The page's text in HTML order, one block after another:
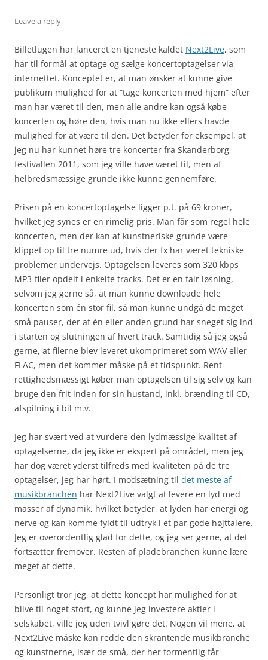
Leave a reply
Billetlugen har lanceret en tjeneste kaldet Next2Live, som
har til formål at optage og sælge koncertoptagelser via
internettet. Konceptet er, at man ønsker at kunne give
publikum mulighed for at “tage koncerten med hjem” efter
man har været til den, men alle andre kan også købe
koncerten og høre den, hvis man nu ikke ellers havde
mulighed for at være til den. Det betyder for eksempel, at
jeg nu har kunnet høre tre koncerter fra Skanderborg-
festivallen 2011, som jeg ville have været til, men af
helbredsmæssige grunde ikke kunne gennemføre.
Prisen på en koncertoptagelse ligger p.t. på 69 kroner,
hvilket jeg synes er en rimelig pris. Man får som regel hele
koncerten, men der kan af kunstneriske grunde være
klippet op til tre numre ud, hvis der fx har været tekniske
problemer undervejs. Optagelsen leveres som 320 kbps
MP3-filer opdelt i enkelte tracks. Det er en fair løsning,
selvom jeg gerne så, at man kunne downloade hele
koncerten som én stor fil, så man kunne undgå de meget
små pauser, der af én eller anden grund har sneget sig ind
i starten og slutningen af hvert track. Samtidig så jeg også
gerne, at filerne blev leveret ukomprimeret som WAV eller
FLAC, men det kommer måske på et tidspunkt. Rent
rettighedsmæssigt køber man optagelsen til sig selv og kan
bruge den frit inden for sin hustand, inkl. brænding til CD,
afspilning i bil m.v.
Jeg har svært ved at vurdere den lydmæssige kvalitet af
optagelserne, da jeg ikke er ekspert på området, men jeg
har dog været yderst tilfreds med kvaliteten på de tre
optagelser, jeg har hørt. I modsætning til det meste af
musikbranchen har Next2Live valgt at levere en lyd med
masser af dynamik, hvilket betyder, at lyden har energi og
nerve og kan komme fyldt til udtryk i et par gode højttalere.
Jeg er overordentlig glad for dette, og jeg ser gerne, at det
fortsætter fremover. Resten af pladebranchen kunne lære
meget af dette.
Personligt tror jeg, at dette koncept har mulighed for at
blive til noget stort, og kunne jeg investere aktier i
selskabet, ville jeg uden tvivl gøre det. Nogen vil mene, at
Next2Live måske kan redde den skrantende musikbranche
og kunstnerne, især de små, der her formentlig får